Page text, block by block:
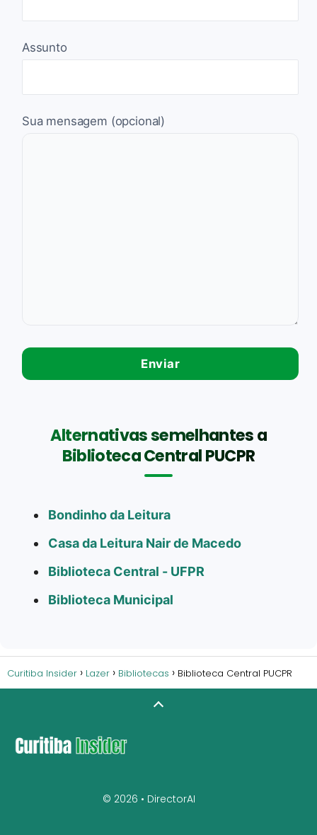
Assunto
Sua mensagem (opcional)
Alternativas semelhantes a
Biblioteca Central PUCPR
Bondinho da Leitura
Casa da Leitura Nair de Macedo
Biblioteca Central - UFPR
Biblioteca Municipal
Curitiba Insider Lazer Bibliotecas Biblioteca Central PUCPR
© 2026 • DirectorAI